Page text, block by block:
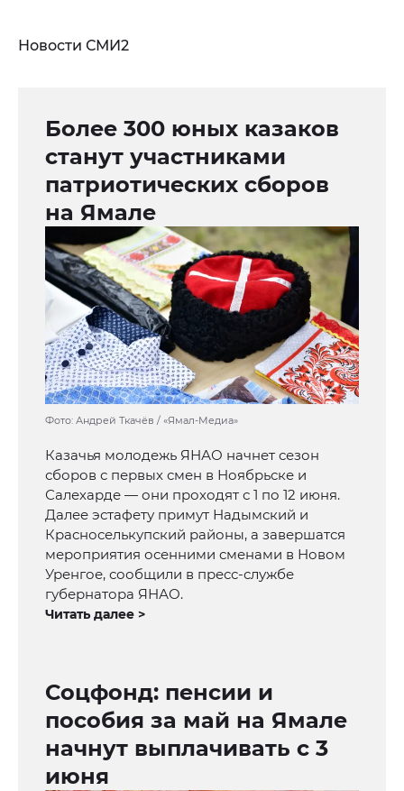
Новости СМИ2
Более 300 юных казаков
станут участниками
патриотических сборов
на Ямале
Фото: Андрей Ткачёв / «Ямал-Медиа»
Казачья молодежь ЯНАО начнет сезон
сборов с первых смен в Ноябрьске и
Салехарде — они проходят с 1 по 12 июня.
Далее эстафету примут Надымский и
Красноселькупский районы, а завершатся
мероприятия осенними сменами в Новом
Уренгое, сообщили в пресс-службе
губернатора ЯНАО.
Читать далее >
Соцфонд: пенсии и
пособия за май на Ямале
начнут выплачивать с 3
июня